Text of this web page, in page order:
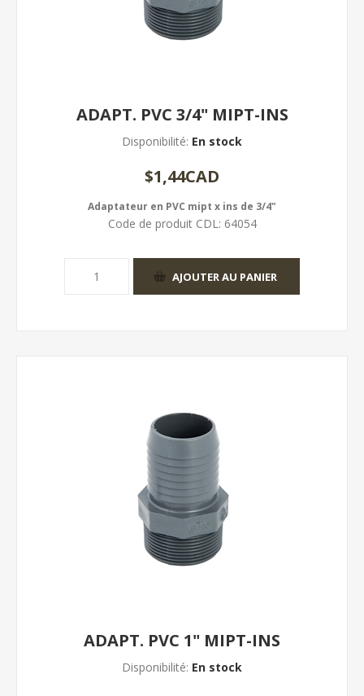
ADAPT. PVC 3/4" MIPT-INS
Disponibilité: En stock
$1,44CAD
Adaptateur en PVC mipt x ins de 3/4"
Code de produit CDL: 64054
ADAPT. PVC 1" MIPT-INS
Disponibilité: En stock